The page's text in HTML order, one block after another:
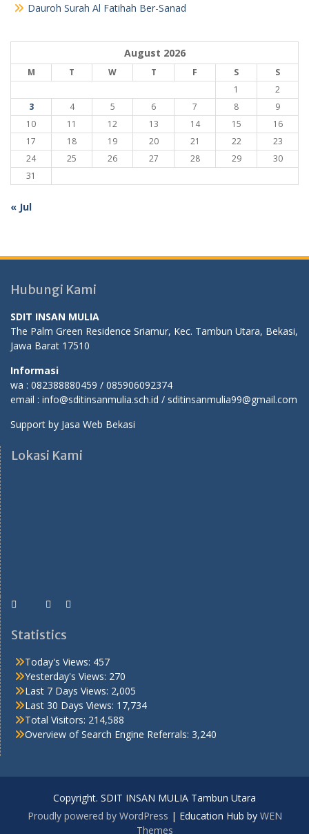
Dauroh Surah Al Fatihah Ber-Sanad
August 2026
M T W T F S
S
1
2
3
4 5 6 7 8
9
10
11 12 13 14 15
16
17
18 19 20 21 22
23
24
25 26 27 28 29
30
31
« Jul
Hubungi Kami
SDIT INSAN MULIA
The Palm Green Residence Sriamur, Kec. Tambun Utara, Bekasi,
Jawa Barat 17510
Informasi
wa : 082388880459 / 085906092374
email : info@sditinsanmulia.sch.id / sditinsanmulia99@gmail.com
Support by Jasa Web Bekasi
Lokasi Kami
Statistics
Today's Views: 457
Yesterday's Views: 270
Last 7 Days Views: 2,005
Last 30 Days Views: 17,734
Total Visitors: 214,588
Overview of Search Engine Referrals: 3,240
Copyright. SDIT INSAN MULIA Tambun Utara
Proudly powered by WordPress | Education Hub by WEN
Themes